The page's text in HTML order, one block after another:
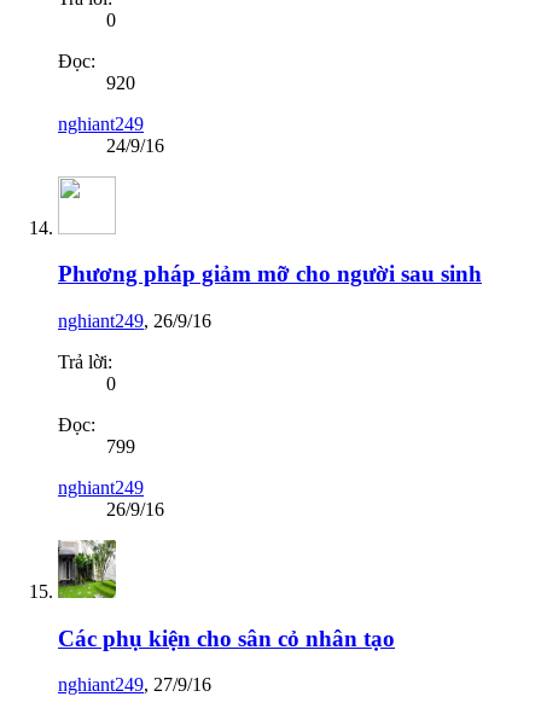
0
Đọc:
920
nghiant249
24/9/16
Phương pháp giảm mỡ cho người sau sinh
nghiant249, 26/9/16
Trả lời:
0
Đọc:
799
nghiant249
26/9/16
Các phụ kiện cho sân cỏ nhân tạo
nghiant249, 27/9/16